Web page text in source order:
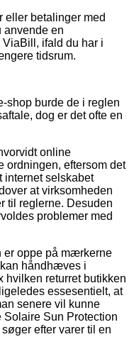
eller betalinger med
anvende en
ifald du har i
tidsrum.
shop burde de i reglen
dog er det ofte en
online
ordningen, eftersom det
selskabet
at virksomheden
til reglerne. Desuden
problemer med
er oppe på mærkerne
håndhæves i
hvilken returret butikken
essesentielt, at
senere vil kunne
Solaire Sun Protection
efter varer til en